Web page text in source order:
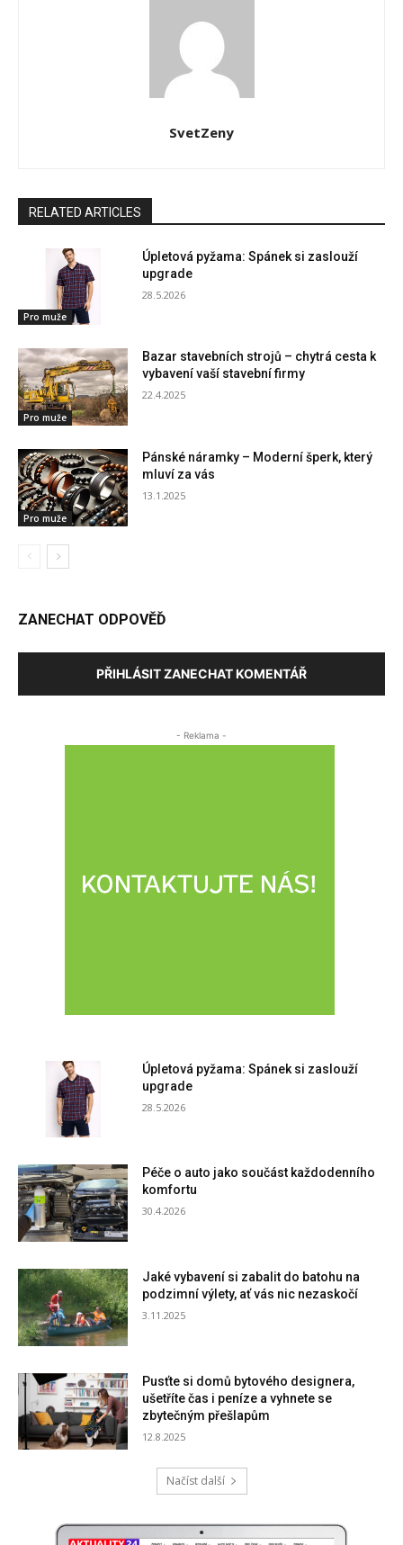
SvetZeny
RELATED ARTICLES
Pro muže
Úpletová pyžama: Spánek si zaslouží
upgrade
28.5.2026
Pro muže
Bazar stavebních strojů – chytrá cesta k
vybavení vaší stavební firmy
22.4.2025
Pro muže
Pánské náramky – Moderní šperk, který
mluví za vás
13.1.2025
ZANECHAT ODPOVĚĎ
PŘIHLÁSIT ZANECHAT KOMENTÁŘ
- Reklama -
Úpletová pyžama: Spánek si zaslouží
upgrade
28.5.2026
Péče o auto jako součást každodenního
komfortu
30.4.2026
Jaké vybavení si zabalit do batohu na
podzimní výlety, ať vás nic nezaskočí
3.11.2025
Pusťte si domů bytového designera,
ušetříte čas i peníze a vyhnete se
zbytečným přešlapům
12.8.2025
Načíst další